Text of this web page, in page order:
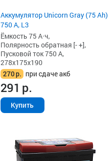
Аккумулятор Unicorn Gray (75 Ah)
750 А, L3
Ёмкость 75 А·ч,
Полярность обратная [- +],
Пусковой ток 750 А,
278x175x190
270р. при сдаче акб
291 р.
Купить